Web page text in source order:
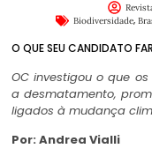
Biodiversidade,
O QUE SEU CANDIDATO
OC investigou o que
a desmatamento,
ligados à mudança
Por: Andrea Vialli